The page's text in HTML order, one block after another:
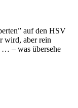
auf den HSV
wird, aber rein
– was übersehe